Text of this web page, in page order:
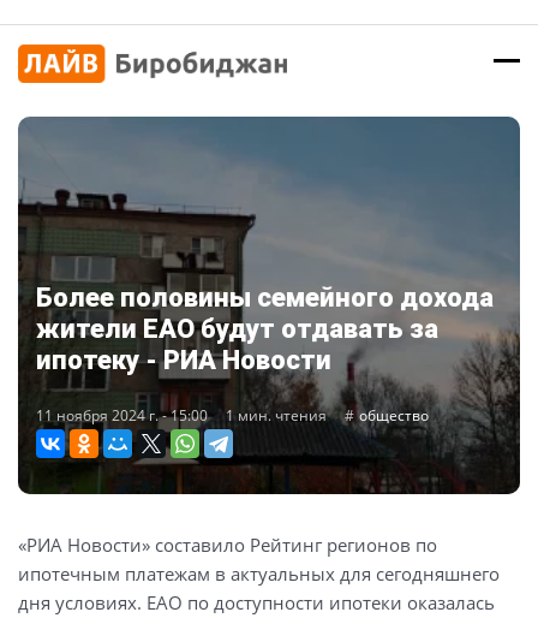
Более половины семейного дохода
жители ЕАО будут отдавать за
ипотеку - РИА Новости
11 ноября 2024 г. - 15:00 1 мин. чтения общество
«РИА Новости» составило Рейтинг регионов по
ипотечным платежам в актуальных для сегодняшнего
дня условиях. ЕАО по доступности ипотеки оказалась